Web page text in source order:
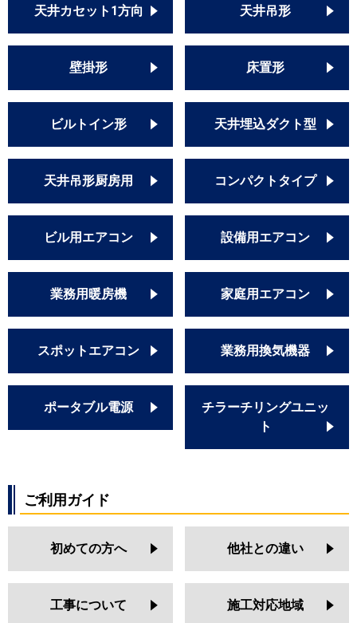
天井カセット1方向 天井吊形
壁掛形 床置形
ビルトイン形 天井埋込ダクト型
天井吊形厨房用 コンパクトタイプ
ビル用エアコン 設備用エアコン
業務用暖房機 家庭用エアコン
スポットエアコン 業務用換気機器
ポータブル電源
チラーチリングユニッ
ト
ご利用ガイド
初めての方へ 他社との違い
工事について 施工対応地域